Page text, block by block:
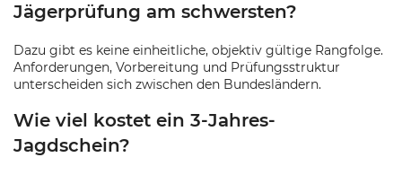
Jägerprüfung am schwersten?
Dazu gibt es keine einheitliche, objektiv gültige Rangfolge.
Anforderungen, Vorbereitung und Prüfungsstruktur
unterscheiden sich zwischen den Bundesländern.
Wie viel kostet ein 3-Jahres-
Jagdschein?